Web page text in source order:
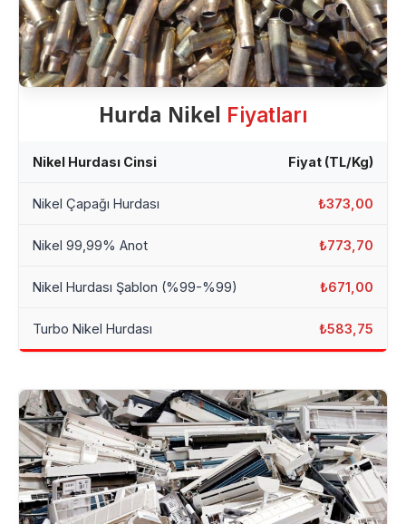
Hurda Nikel Fiyatları
Nikel Hurdası Cinsi Fiyat (TL/Kg)
Nikel Çapağı Hurdası ₺373,00
Nikel 99,99% Anot ₺773,70
Nikel Hurdası Şablon (%99-%99) ₺671,00
Turbo Nikel Hurdası ₺583,75